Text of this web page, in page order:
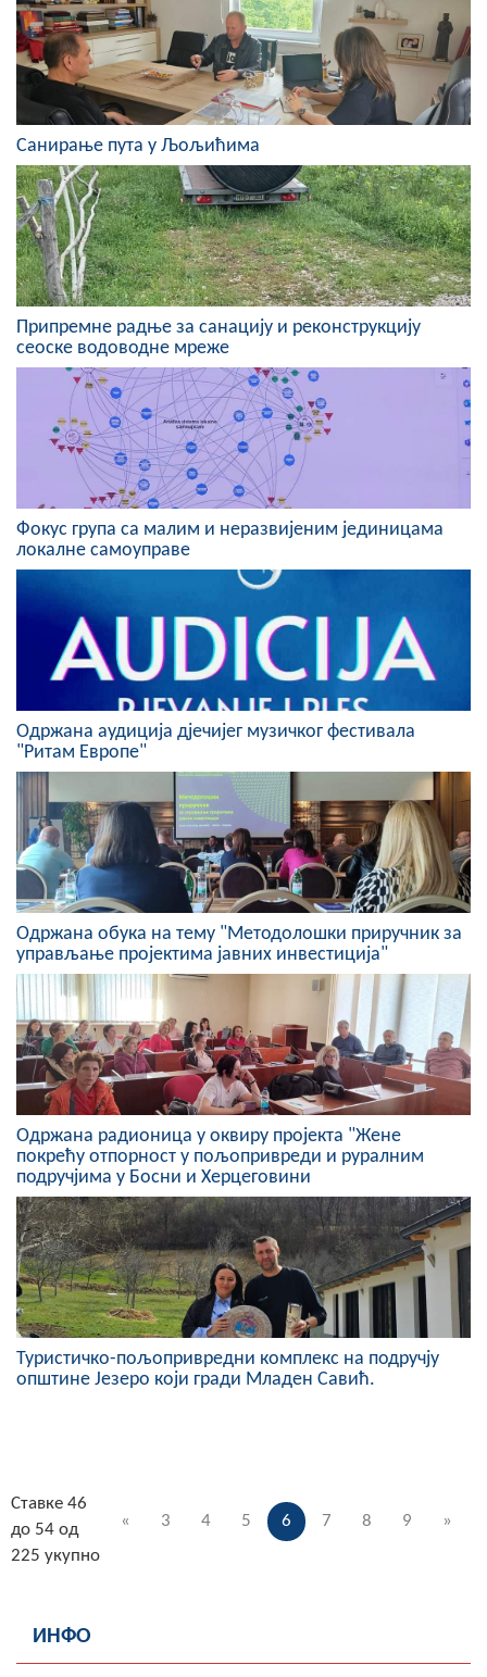
Састав Скупштине
Службени Гласници
ОПШТИНСКА УПРАВА
ИНФО
Вијести
Активности
Јавни позиви
Обавјештења
Заштита од пожара
COVID 19
Геоистраживања
ФИНАНСИЈЕ
ПРИВРЕДА
Пољопривреда
Туризам
Спорт
ЦИВИЛНА ЗАШТИТА
КОНТАКТ
Санирање пута у Љољићима
Припремне радње за санацију и реконструкцију
сеоске водоводне мреже
Фокус група са малим и неразвијеним јединицама
локалне самоуправе
Одржана аудиција дјечијег музичког фестивала
"Ритам Европе"
Одржана обука на тему "Методолошки приручник за
управљање пројектима јавних инвестиција"
Одржана радионица у оквиру пројекта "Жене
покрећу отпорност у пољопривреди и руралним
подручјима у Босни и Херцеговини
Туристичко-пољопривредни комплекс на подручју
општине Језеро који гради Младен Савић.
« 3 4 5 6 7 8 9 »
Ставке 46
до 54 од
225 укупно
ИНФО